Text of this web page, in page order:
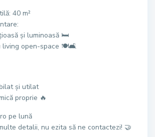
40 m²
și luminoasă 🛏️
living open-space 🍽️🛋️
și utilat
proprie 🔥
pe lună
detalii, nu ezita să ne contactezi! 🤝